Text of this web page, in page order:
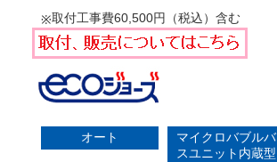
取付工事費60,500円（税込）含む
オート
マイクロバブルバ
スユニット内蔵型